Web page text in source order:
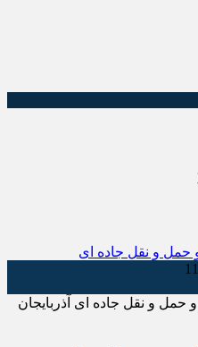
حمل و نقل جاده ای
حمل و نقل جاده ای آذربایجان